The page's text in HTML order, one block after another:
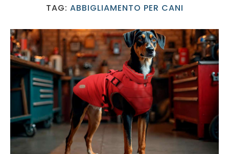
TAG: ABBIGLIAMENTO PER CANI